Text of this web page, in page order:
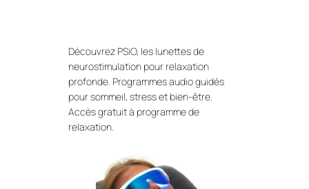
Découvrez PSiO, les lunettes de
neurostimulation pour relaxation
profonde. Programmes audio guidés
pour sommeil, stress et bien-être.
Accès gratuit à programme de
relaxation.